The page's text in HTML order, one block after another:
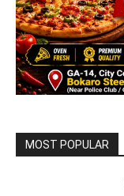
MOST POPULAR